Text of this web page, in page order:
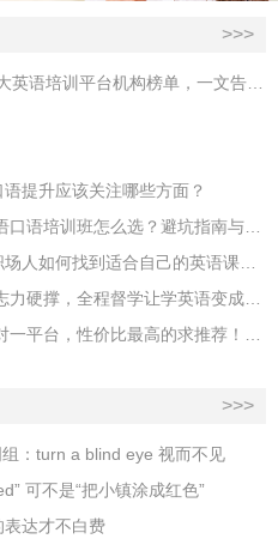
>>>
【16万人的经验贴】2022全球十大英语培训平台机构榜单，一文告诉你
提升应该关注哪些方面？
实测厦门机构后讲讲：2026年英语口语培训班怎么选？避坑指南与高效学习新范式
【上海成人英语机构选择指南】职场人如何找到适合自己的英语课程？
【2026英语怎么学？】不用靠意志力硬撑，全程督学让学英语变成日常习惯
【吐血整理】2026年在线外教一对一平台，性价比最高的求推荐！哪家效果好？
>>>
：turn a blind eye 视而不见
可不是“把小镇涂成红色”
达才不白费